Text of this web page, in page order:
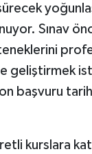
Sınav
geliştirmek
başvuru
kurslara